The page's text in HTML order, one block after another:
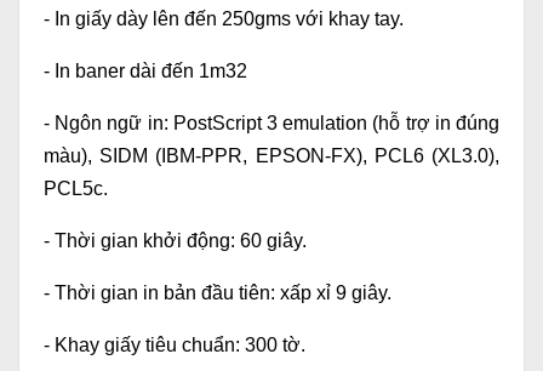
- In giấy dày lên đến 250gms với khay tay.
- In baner dài đến 1m32
- Ngôn ngữ in: PostScript 3 emulation (hỗ trợ in đúng
màu), SIDM (IBM-PPR, EPSON-FX), PCL6 (XL3.0),
PCL5c.
- Thời gian khởi động: 60 giây.
- Thời gian in bản đầu tiên: xấp xỉ 9 giây.
- Khay giấy tiêu chuẩn: 300 tờ.